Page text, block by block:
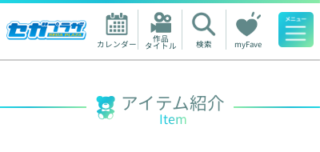
カレンダー 作品
タイトル 検索 myFave
人気ワード
アイテム紹介
Item